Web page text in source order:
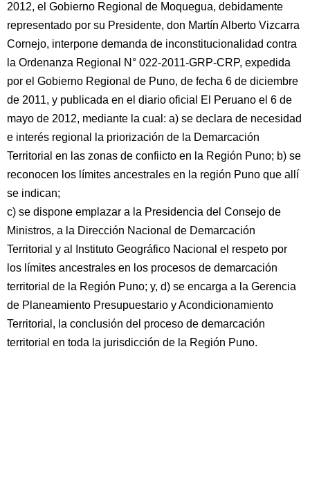
2012, el Gobierno Regional de Moquegua, debidamente
representado por su Presidente, don Martín Alberto Vizcarra
Cornejo, interpone demanda de inconstitucionalidad contra
la Ordenanza Regional N° 022-2011-GRP-CRP, expedida
por el Gobierno Regional de Puno, de fecha 6 de diciembre
de 2011, y publicada en el diario oficial El Peruano el 6 de
mayo de 2012, mediante la cual: a) se declara de necesidad
e interés regional la priorización de la Demarcación
Territorial en las zonas de confiicto en la Región Puno; b) se
reconocen los límites ancestrales en la región Puno que allí
se indican;
c) se dispone emplazar a la Presidencia del Consejo de
Ministros, a la Dirección Nacional de Demarcación
Territorial y al Instituto Geográfico Nacional el respeto por
los límites ancestrales en los procesos de demarcación
territorial de la Región Puno; y, d) se encarga a la Gerencia
de Planeamiento Presupuestario y Acondicionamiento
Territorial, la conclusión del proceso de demarcación
territorial en toda la jurisdicción de la Región Puno.